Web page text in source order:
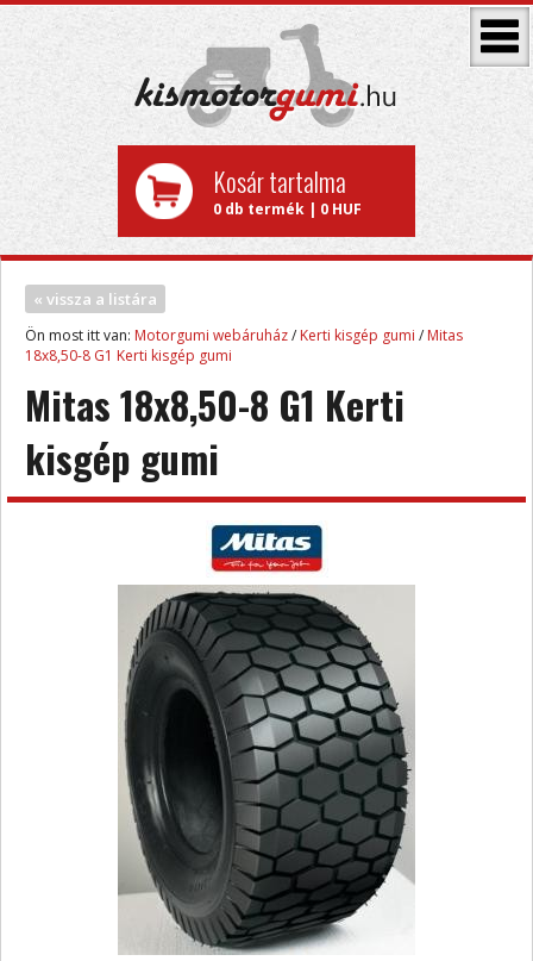
Kosár tartalma
0 db termék | 0 HUF
« vissza a listára
Ön most itt van: Motorgumi webáruház/ Kerti kisgép gumi / Mitas
18x8,50-8 G1 Kerti kisgép gumi
Mitas 18x8,50-8 G1 Kerti
kisgép gumi